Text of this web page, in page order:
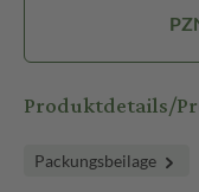
Produktdetails/
Packungsbeilage